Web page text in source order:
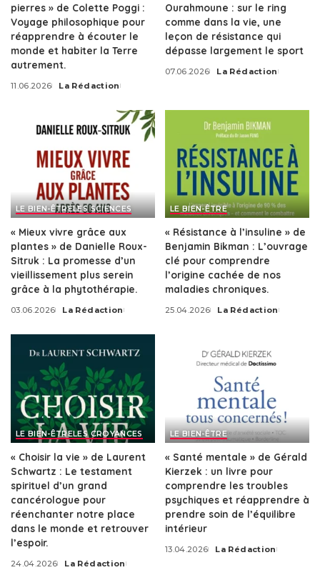
pierres » de Colette Poggi :
Voyage philosophique pour
réapprendre à écouter le
monde et habiter la Terre
autrement.
11.06.2026
Posted
La Rédaction
Ourahmoune : sur le ring
comme dans la vie, une
leçon de résistance qui
dépasse largement le sport
07.06.2026
Posted
La Rédaction
LE BIEN-ÊTRELES SCIENCES
« Mieux vivre grâce aux
plantes » de Danielle Roux-
Sitruk : La promesse d’un
vieillissement plus serein
grâce à la phytothérapie.
03.06.2026
Posted
La Rédaction
LE BIEN-ÊTRE
« Résistance à l’insuline » de
Benjamin Bikman : L’ouvrage
clé pour comprendre
l’origine cachée de nos
maladies chroniques.
25.04.2026
Posted
La Rédaction
LE BIEN-ÊTRELES CROYANCES
« Choisir la vie » de Laurent
Schwartz : Le testament
spirituel d’un grand
cancérologue pour
réenchanter notre place
dans le monde et retrouver
l’espoir.
24.04.2026
Posted
La Rédaction
LE BIEN-ÊTRE
« Santé mentale » de Gérald
Kierzek : un livre pour
comprendre les troubles
psychiques et réapprendre à
prendre soin de l’équilibre
intérieur
13.04.2026
Posted
La Rédaction